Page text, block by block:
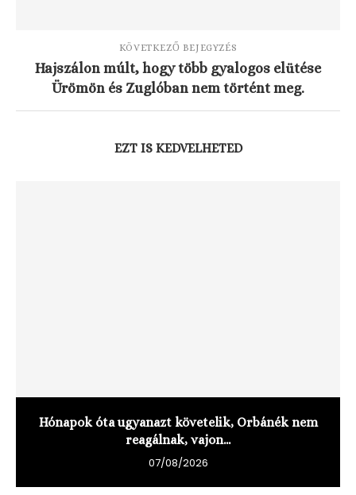
KÖVETKEZŐ BEJEGYZÉS
Hajszálon múlt, hogy több gyalogos elütése
Ürömön és Zuglóban nem történt meg.
EZT IS KEDVELHETED
Hónapok óta ugyanazt követelik, Orbánék nem
reagálnak, vajon...
07/08/2026